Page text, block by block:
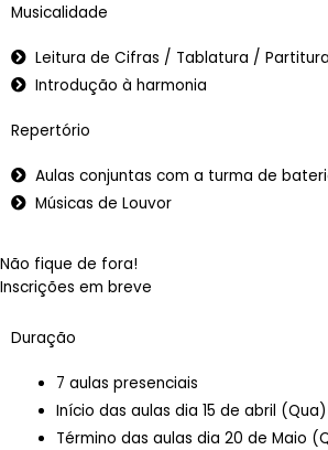
Musicalidade
Leitura de Cifras / Tablatura / Partitura
Introdução à harmonia
Repertório
Aulas conjuntas com a turma de
Músicas de Louvor
Não fique de fora!
Inscrições em breve
Duração
7 aulas presenciais
Início das aulas dia 15 de abril (Qua)
Término das aulas dia 20 de Maio